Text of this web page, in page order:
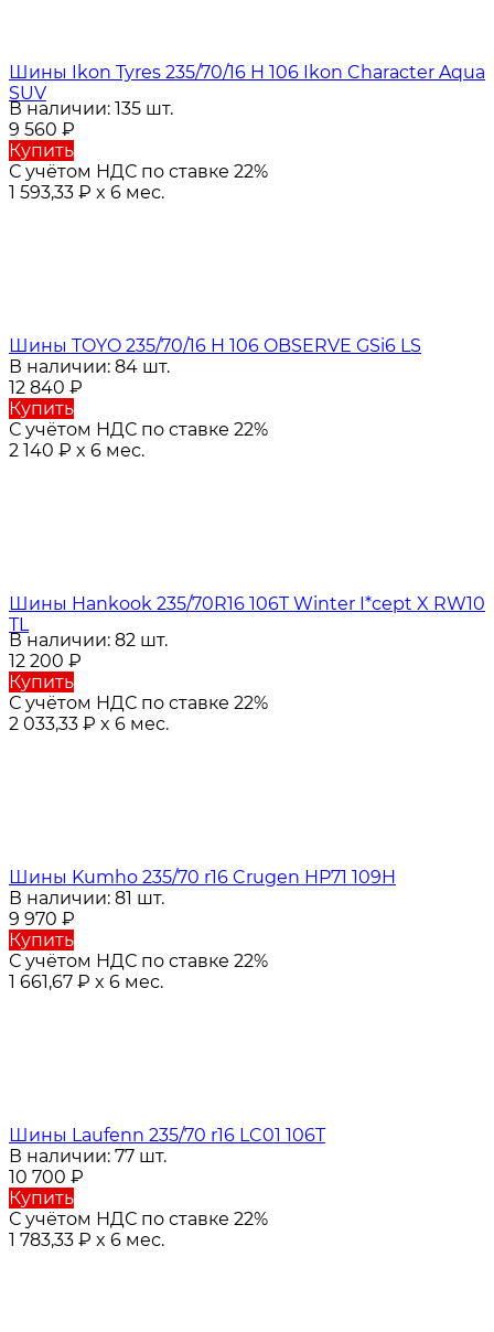
Шины Ikon Tyres 235/70/16 H 106 Ikon Character Aqua
SUV
В наличии: 135 шт.
9 560 ₽
Купить
С учётом НДС по ставке 22%
1 593,33 ₽ x 6 мес.
Шины TOYO 235/70/16 H 106 OBSERVE GSi6 LS
В наличии: 84 шт.
12 840 ₽
Купить
С учётом НДС по ставке 22%
2 140 ₽ x 6 мес.
Шины Hankook 235/70R16 106T Winter I*cept X RW10
TL
В наличии: 82 шт.
12 200 ₽
Купить
С учётом НДС по ставке 22%
2 033,33 ₽ x 6 мес.
Шины Kumho 235/70 r16 Crugen HP71 109H
В наличии: 81 шт.
9 970 ₽
Купить
С учётом НДС по ставке 22%
1 661,67 ₽ x 6 мес.
Шины Laufenn 235/70 r16 LC01 106T
В наличии: 77 шт.
10 700 ₽
Купить
С учётом НДС по ставке 22%
1 783,33 ₽ x 6 мес.